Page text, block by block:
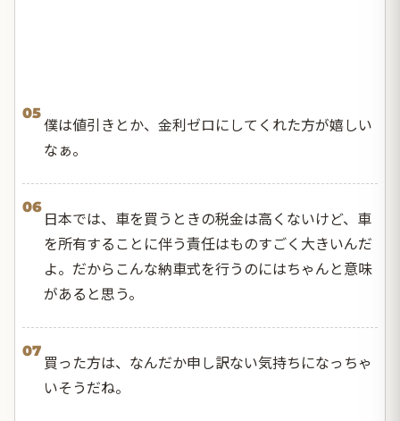
05
僕は値引きとか、金利ゼロにしてくれた方が嬉しい
なぁ。
06
日本では、車を買うときの税金は高くないけど、車
を所有することに伴う責任はものすごく大きいんだ
よ。だからこんな納車式を行うのにはちゃんと意味
があると思う。
07
買った方は、なんだか申し訳ない気持ちになっちゃ
いそうだね。